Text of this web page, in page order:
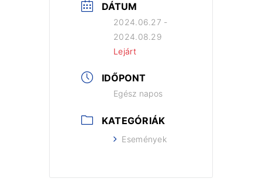
DÁTUM
2024.06.27 -
2024.08.29
Lejárt
IDŐPONT
Egész napos
KATEGÓRIÁK
Események